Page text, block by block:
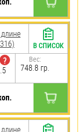
?
Вес:
748.8 гр.
В СПИСОК